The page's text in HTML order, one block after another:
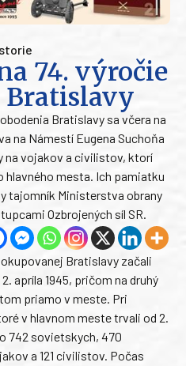
74. výročie
Bratislavy
Bratislavy sa včera na
na Námestí Eugena Suchoňa
vojakov a civilistov, ktorí
hlavného mesta. Ich pamiatku
tajomník Ministerstva obrany
Ozbrojených síl SR.
Bratislavy začali
apríla 1945, pričom na druhý
priamo v meste. Pri
v hlavnom meste trvali od 2.
742 sovietskych, 470
a 121 civilistov. Počas